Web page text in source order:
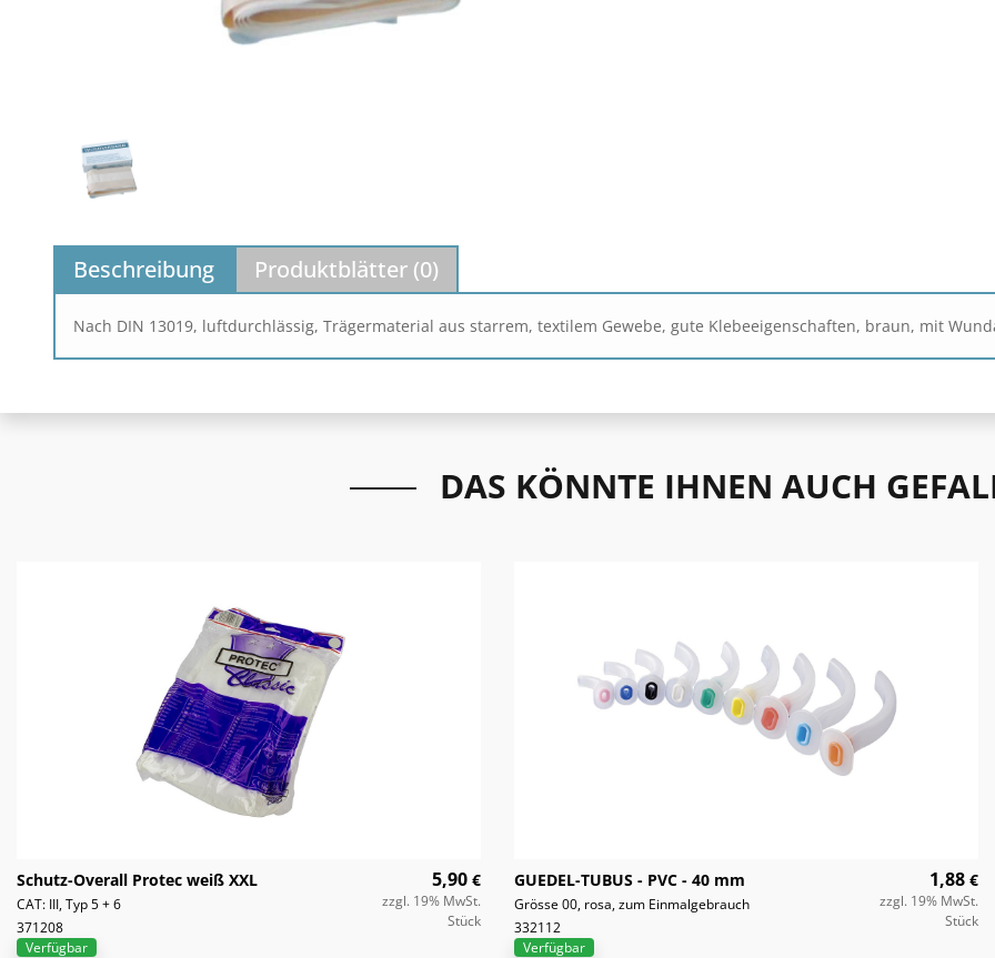
Beschreibung Produktblätter (0)
Nach DIN 13019, luftdurchlässig, Trägermaterial aus starrem, textilem Gewebe, gute Klebeeigenschaften, braun, mit
DAS KÖNNTE IHNEN AUCH
Schutz-Overall Protec weiß XXL
CAT: III, Typ 5 + 6
371208
5,90 €
zzgl. 19% MwSt.
Stück
Verfügbar
GUEDEL-TUBUS - PVC - 40 mm
Grösse 00, rosa, zum Einmalgebrauch
332112
1,88 €
zzgl. 19% MwSt.
Stück
Verfügbar